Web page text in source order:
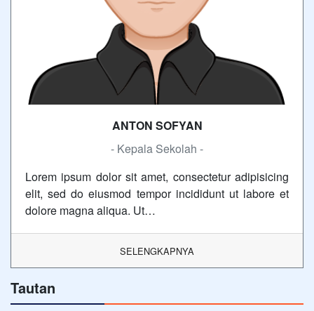
ANTON SOFYAN
- Kepala Sekolah -
Lorem ipsum dolor sit amet, consectetur adipisicing
elit, sed do eiusmod tempor incididunt ut labore et
dolore magna aliqua. Ut…
SELENGKAPNYA
Tautan